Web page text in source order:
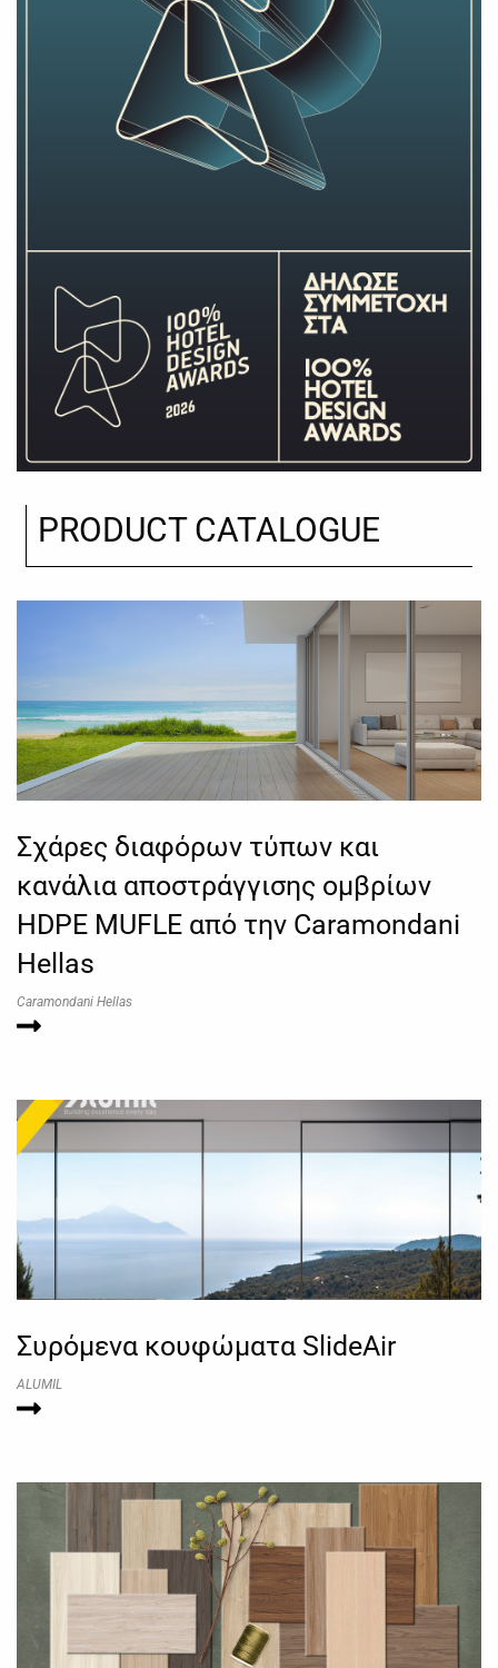
PRODUCT CATALOGUE
Σχάρες διαφόρων τύπων και
κανάλια αποστράγγισης ομβρίων
HDPE MUFLE από την Caramondani
Hellas
Caramondani Hellas
Συρόμενα κουφώματα SlideAir
ALUMIL